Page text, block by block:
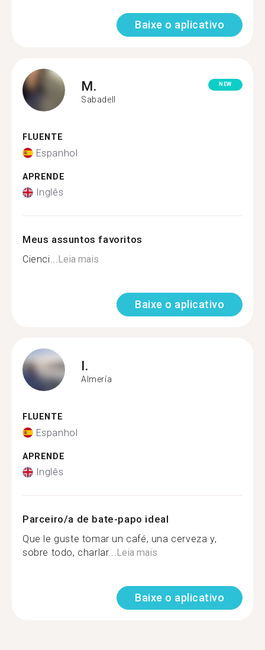
Baixe o aplicativo
M.
Sabadell
NEW
FLUENTE
Espanhol
APRENDE
Inglês
Meus assuntos favoritos
Cienci...Leia mais
Baixe o aplicativo
I.
Almería
FLUENTE
Espanhol
APRENDE
Inglês
Parceiro/a de bate-papo ideal
Que le guste tomar un café, una cerveza y,
sobre todo, charlar...Leia mais
Baixe o aplicativo